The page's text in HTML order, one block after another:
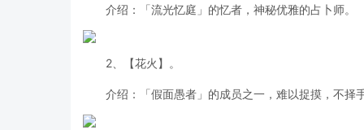
介绍：「流光忆庭」的忆者，神秘优雅的占卜师。
2、【花火】。
介绍：「假面愚者」的成员之一，难以捉摸，不择